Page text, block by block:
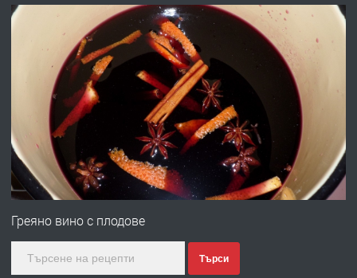
АПАРТАМЕНТ В ЦЕНТЪРА НА ГР.
ХАСКОВО
преди 5 дни
Давам гараж под наем
преди 5 дни
ПРЕДЛАГА
№4120 Магазин/Офис под наем в кв.
градската градина!
Греяно вино с плодове
Търси